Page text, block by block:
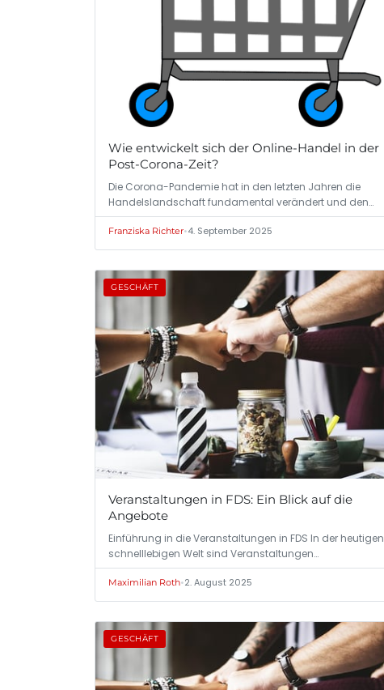
Wie entwickelt sich der Online-Handel in der
Post-Corona-Zeit?
Die Corona-Pandemie hat in den letzten Jahren die
Handelslandschaft fundamental verändert und den…
Franziska Richter•4. September 2025
GESCHÄFT
Veranstaltungen in FDS: Ein Blick auf die
Angebote
Einführung in die Veranstaltungen in FDS In der heutigen
schnelllebigen Welt sind Veranstaltungen…
Maximilian Roth•2. August 2025
GESCHÄFT